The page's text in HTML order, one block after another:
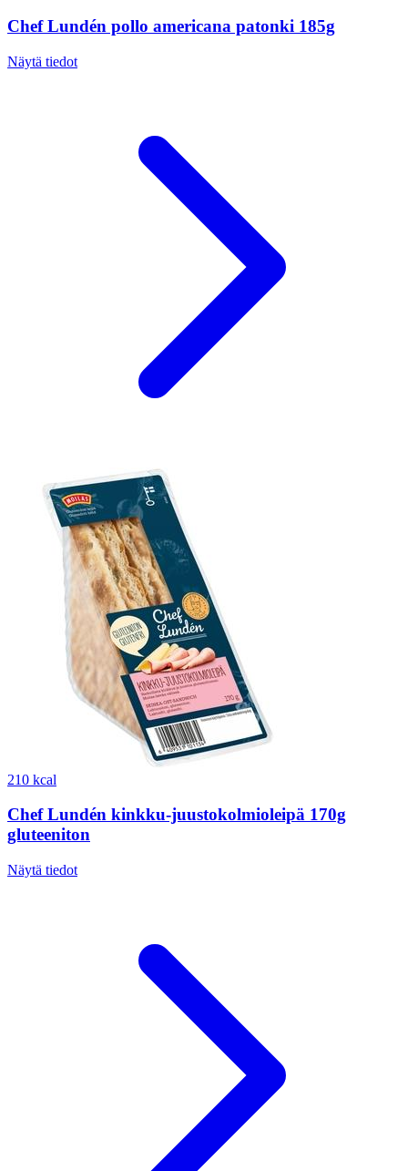
Chef Lundén pollo americana patonki 185g
Näytä tiedot
210 kcal
Chef Lundén kinkku-juustokolmioleipä 170g
gluteeniton
Näytä tiedot